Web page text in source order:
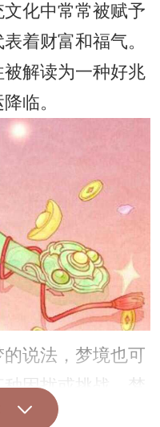
化中常常被赋予
着财富和福气。
解读为一种好兆
临。
说法，梦境也可
困扰或挑战。梦
心深处的焦虑和